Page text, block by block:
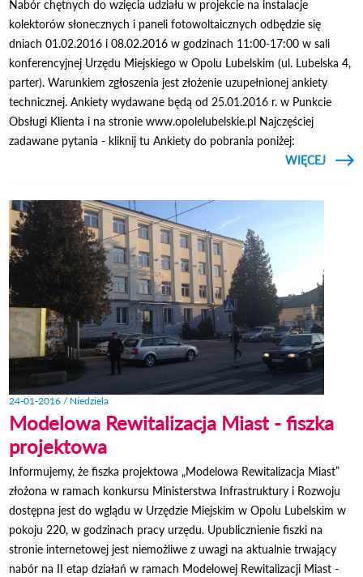
Nabór chętnych do wzięcia udziału w projekcie na instalacje
kolektorów słonecznych i paneli fotowoltaicznych odbędzie się
dniach 01.02.2016 i 08.02.2016 w godzinach 11:00-17:00 w sali
konferencyjnej Urzędu Miejskiego w Opolu Lubelskim (ul. Lubelska 4,
parter). Warunkiem zgłoszenia jest złożenie uzupełnionej ankiety
technicznej. Ankiety wydawane będą od 25.01.2016 r. w Punkcie
Obsługi Klienta i na stronie www.opolelubelskie.pl Najczęściej
zadawane pytania - kliknij tu Ankiety do pobrania poniżej:
CZYTAJ
WIĘCEJ
O
24-01-2016 / Niedziela
Modelowa Rewitalizacja Miast - fiszka
projektowa
Informujemy, że fiszka projektowa „Modelowa Rewitalizacja Miast”
złożona w ramach konkursu Ministerstwa Infrastruktury i Rozwoju
dostępna jest do wglądu w Urzędzie Miejskim w Opolu Lubelskim w
pokoju 220, w godzinach pracy urzędu. Upublicznienie fiszki na
stronie internetowej jest niemożliwe z uwagi na aktualnie trwający
nabór na II etap działań w ramach Modelowej Rewitalizacji Miast -